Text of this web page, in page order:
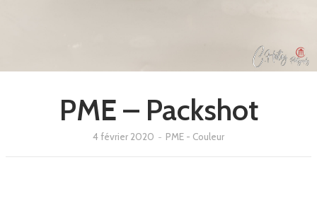
PME – Packshot
4 février 2020 - PME - Couleur